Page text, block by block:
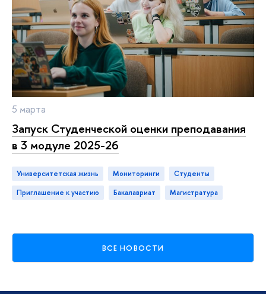
5 марта
Запуск Студенческой оценки преподавания
в 3 модуле 2025-26
Университетская жизнь мониторинги
студенты
приглашение к участию
бакалавриат магистратура
ВСЕ НОВОСТИ